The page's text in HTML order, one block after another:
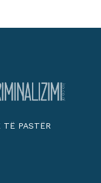
TË PASTËR